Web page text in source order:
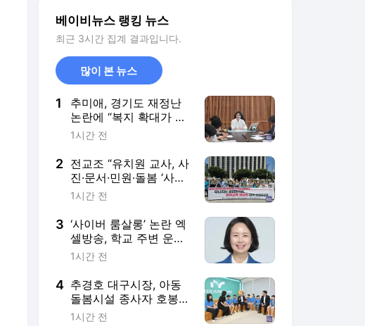
베이비뉴스 랭킹 뉴스
최근 3시간 집계 결과입니다.
많이 본 뉴스
1
추미애, 경기도 재정난
논란에 “복지 확대가 원
인이라는 주장 부적절”
1시간 전
2 전교조 “유치원 교사, 사
진·문서·민원·돌봄 ‘사중
고’”… 교육재정 정상화
1시간 전
3 ‘사이버 룸살롱’ 논란 엑
셀방송, 학교 주변 운영
제한 법안 발의
1시간 전
4 추경호 대구시장, 아동
돌봄시설 종사자 호봉상
한제 폐지 검토
1시간 전